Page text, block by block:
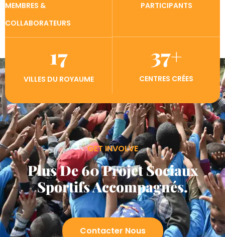
MEMBRES &
COLLABORATEURS
PARTICIPANTS
VILLES DU ROYAUME
17
CENTRES CRÉES
37+
GET INVOLVE
Plus De 60 Projet Sociaux
Sportifs Accompagnés.
Contacter Nous